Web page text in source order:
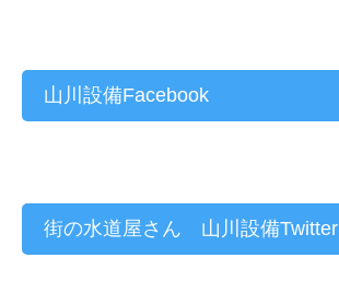
山川設備Facebook
街の水道屋さん 山川設備Twitter